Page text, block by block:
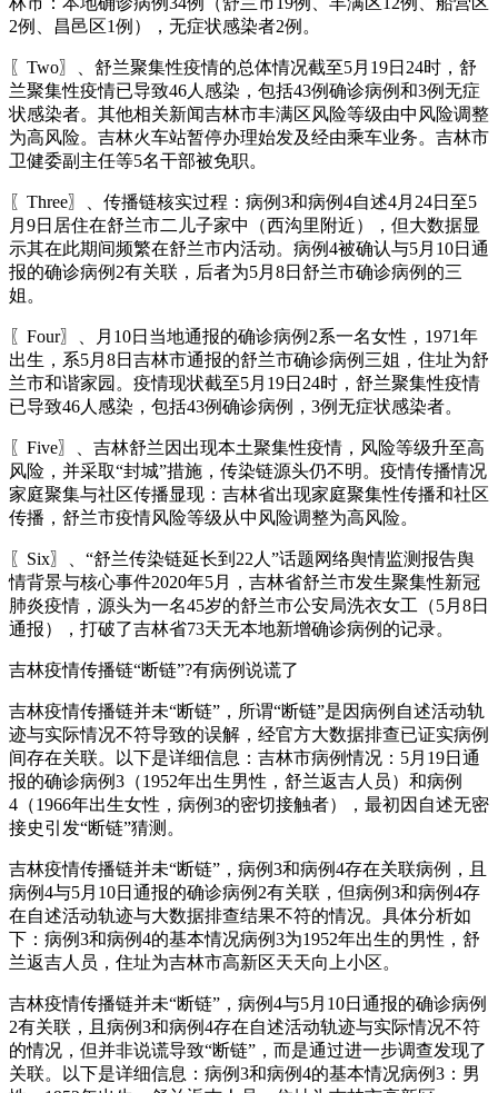
2例、昌邑区1例），无症状感染者2例。
〖Two〗、舒兰聚集性疫情的总体情况截至5月19日24时，舒
兰聚集性疫情已导致46人感染，包括43例确诊病例和3例无症
状感染者。其他相关新闻吉林市丰满区风险等级由中风险调整
为高风险。吉林火车站暂停办理始发及经由乘车业务。吉林市
卫健委副主任等5名干部被免职。
〖Three〗、传播链核实过程：病例3和病例4自述4月24日至5
月9日居住在舒兰市二儿子家中（西沟里附近），但大数据显
示其在此期间频繁在舒兰市内活动。病例4被确认与5月10日通
报的确诊病例2有关联，后者为5月8日舒兰市确诊病例的三
姐。
〖Four〗、月10日当地通报的确诊病例2系一名女性，1971年
出生，系5月8日吉林市通报的舒兰市确诊病例三姐，住址为舒
兰市和谐家园。疫情现状截至5月19日24时，舒兰聚集性疫情
已导致46人感染，包括43例确诊病例，3例无症状感染者。
〖Five〗、吉林舒兰因出现本土聚集性疫情，风险等级升至高
风险，并采取“封城”措施，传染链源头仍不明。疫情传播情况
家庭聚集与社区传播显现：吉林省出现家庭聚集性传播和社区
传播，舒兰市疫情风险等级从中风险调整为高风险。
〖Six〗、“舒兰传染链延长到22人”话题网络舆情监测报告舆
情背景与核心事件2020年5月，吉林省舒兰市发生聚集性新冠
肺炎疫情，源头为一名45岁的舒兰市公安局洗衣女工（5月8日
通报），打破了吉林省73天无本地新增确诊病例的记录。
吉林疫情传播链“断链”?有病例说谎了
吉林疫情传播链并未“断链”，所谓“断链”是因病例自述活动轨
迹与实际情况不符导致的误解，经官方大数据排查已证实病例
间存在关联。以下是详细信息：吉林市病例情况：5月19日通
报的确诊病例3（1952年出生男性，舒兰返吉人员）和病例
4（1966年出生女性，病例3的密切接触者），最初因自述无密
接史引发“断链”猜测。
吉林疫情传播链并未“断链”，病例3和病例4存在关联病例，且
病例4与5月10日通报的确诊病例2有关联，但病例3和病例4存
在自述活动轨迹与大数据排查结果不符的情况。具体分析如
下：病例3和病例4的基本情况病例3为1952年出生的男性，舒
兰返吉人员，住址为吉林市高新区天天向上小区。
吉林疫情传播链并未“断链”，病例4与5月10日通报的确诊病例
2有关联，且病例3和病例4存在自述活动轨迹与实际情况不符
的情况，但并非说谎导致“断链”，而是通过进一步调查发现了
关联。以下是详细信息：病例3和病例4的基本情况病例3：男